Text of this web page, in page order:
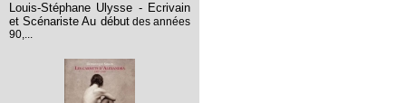
Louis-Stéphane Ulysse - Ecrivain
et Scénariste Au débutdes années
90,...